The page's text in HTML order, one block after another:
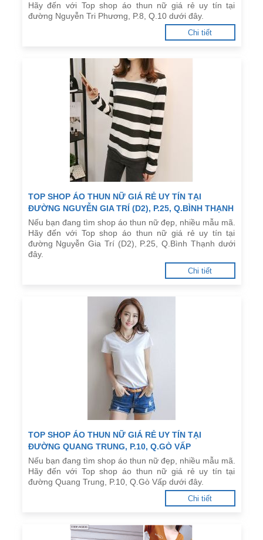
Hãy đến với Top shop áo thun nữ giá rẻ uy tín tại
đường Nguyễn Tri Phương, P.8, Q.10 dưới đây.
Chi tiết
TOP SHOP ÁO THUN NỮ GIÁ RẺ UY TÍN TẠI
ĐƯỜNG NGUYỄN GIA TRÍ (D2), P.25, Q.BÌNH THẠNH
Nếu bạn đang tìm shop áo thun nữ đẹp, nhiều mẫu mã.
Hãy đến với Top shop áo thun nữ giá rẻ uy tín tại
đường Nguyễn Gia Trí (D2), P.25, Q.Bình Thạnh dưới
đây.
Chi tiết
TOP SHOP ÁO THUN NỮ GIÁ RẺ UY TÍN TẠI
ĐƯỜNG QUANG TRUNG, P.10, Q.GÒ VẤP
Nếu bạn đang tìm shop áo thun nữ đẹp, nhiều mẫu mã.
Hãy đến với Top shop áo thun nữ giá rẻ uy tín tại
đường Quang Trung, P.10, Q.Gò Vấp dưới đây.
Chi tiết